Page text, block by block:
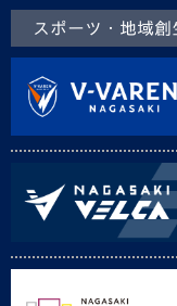
スポーツ・地域創